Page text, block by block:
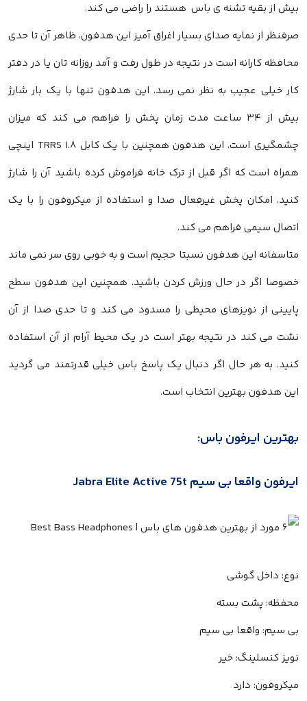
بیش از بقیه تشنه ی باس هستند را راضی می کند.
صرفنظر از نمایه صدای بسیار اغراق آمیز این هدفون، ظاهر آن تا حدی
محافظه کارانه است در نتیجه در طول رفت و آمد روزانه تان یا در دفتر
کار خیلی عجیب به نظر نمی رسد. این هدفون تنها با یک بار شارژ
بیش از ۳۴ ساعت مدت زمان پخش را فراهم می کند که میزان
چشمگیری است. این هدفون همچنین با یک کابل TRRS ۱.۸ اینچی
همراه است که اگر قبل از ترک خانه فراموش کرده باشید آن را شارژ
کنید، امکان پخش غیرفعال صدا و استفاده از میکروفون را با یک
اتصال سیمی فراهم می کند.
متاسفانه این هدفون نسبتا حجیم است و به خوبی روی سر نمی ماند
خصوصا اگر در حال ورزش کردن باشید. همچنین این هدفون سطح
پایینی از نویزهای محیطی را مسدود می کند و تا حدی صدا از آن
نشت می کند در نتیجه بهتر است در یک محیط آرام از آن استفاده
کنید. به هر حال اگر دنبال یک پاسخ باس خیلی قدرتمند می گردید
این هدفون بهترین انتخاب است.
بهترین ایرفون باس:
ایرفون واقعا بی سیم Jabra Elite Active 75t
نوع: داخل گوشی
محفظه: پشت بسته
بی سیم: واقعا بی سیم
نویز کنسلینگ: خیر
میکروفون: دارد